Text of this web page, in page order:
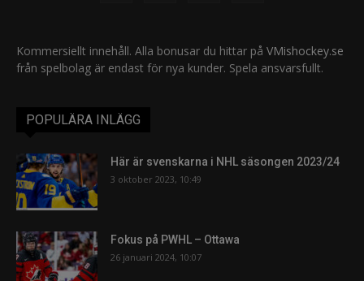
Kommersiellt innehåll. Alla bonusar du hittar på VMishockey.se
från spelbolag är endast för nya kunder. Spela ansvarsfullt.
POPULÄRA INLÄGG
Här är svenskarna i NHL säsongen 2023/24
3 oktober 2023, 10:49
Fokus på PWHL – Ottawa
26 januari 2024, 10:07